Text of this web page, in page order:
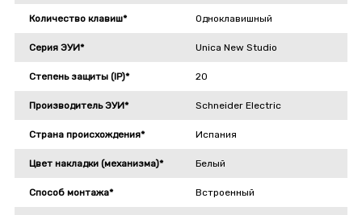
Количество клавиш* Одноклавишный
Серия ЭУИ* Unica New Studio
Степень защиты (IP)* 20
Производитель ЭУИ* Schneider Electric
Страна происхождения* Испания
Цвет накладки (механизма)* Белый
Способ монтажа* Встроенный